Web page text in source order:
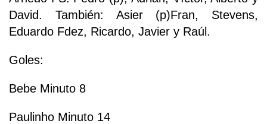
David. También: Asier (p)Fran, Stevens,
Eduardo Fdez, Ricardo, Javier y Raúl.
Goles:
Bebe Minuto 8
Paulinho Minuto 14